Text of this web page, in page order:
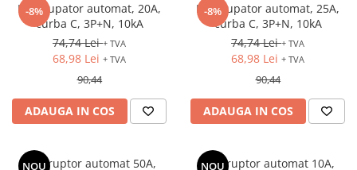
Protectii cu fuzibili
Fuzibili tip CH
Fuzibili tip D
Fuzibili tip D0
Fuzibili tip MPR
Comutatoare, Cleme
-8%
Intrerupator automat, 20A,
curba C, 3P+N, 10kA
74,74 Lei+ TVA
68,98 Lei + TVA
90,44
ADAUGA IN COS
-8%
Intrerupator automat, 25A,
curba C, 3P+N, 10kA
74,74 Lei+ TVA
68,98 Lei + TVA
90,44
ADAUGA IN COS
NOU
Intreruptor automat 50A,
NOU
Intreruptor automat 10A,